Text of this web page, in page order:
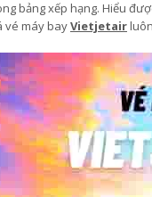
bảng xếp hạng. Hiểu
vé máy bayVietjetair